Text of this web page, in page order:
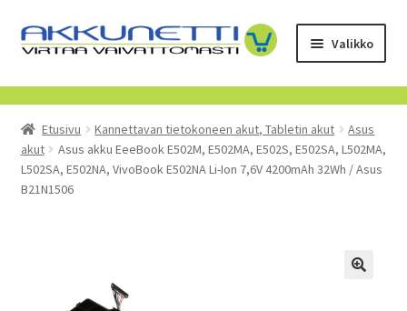
Siirry
navigointiin
Siirry
sisältöön
Valikko
Kauppa
Tietoa meistä
Yrityksille
POISTUVAT TUOTTEET
Etusivu Kannettavan tietokoneen akut, Tabletin akut
Asus
akut
Asus akku EeeBook E502M, E502MA, E502S, E502SA, L502MA,
L502SA, E502NA, VivoBook E502NA Li-Ion 7,6V 4200mAh 32Wh / Asus
B21N1506